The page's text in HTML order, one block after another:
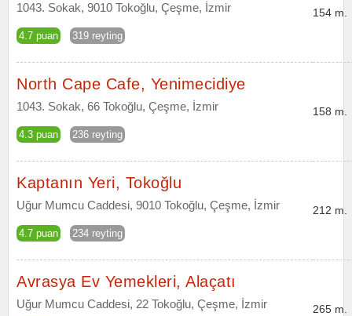
1043. Sokak, 9010 Tokoğlu, Çeşme, İzmir
4.7 puan 319 reyting
154 m.
North Cape Cafe, Yenimecidiye
1043. Sokak, 66 Tokoğlu, Çeşme, İzmir
4.3 puan 236 reyting
158 m.
Kaptanın Yeri, Tokoğlu
Uğur Mumcu Caddesi, 9010 Tokoğlu, Çeşme, İzmir
4.7 puan 234 reyting
212 m.
Avrasya Ev Yemekleri, Alaçatı
Uğur Mumcu Caddesi, 22 Tokoğlu, Çeşme, İzmir 265 m.